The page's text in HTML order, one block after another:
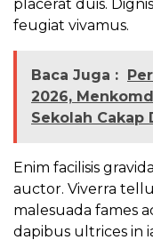
placerat duis.
feugiat vivamus.
Baca Juga :
2026,
Sekolah Cakap
Enim facilisis
auctor. Viverra
malesuada fames
dapibus ultrices in